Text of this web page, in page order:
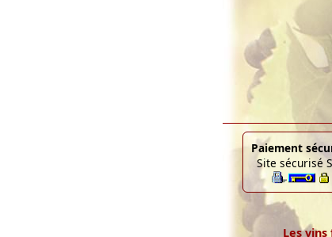
Paiement
Site sécurisé
Les